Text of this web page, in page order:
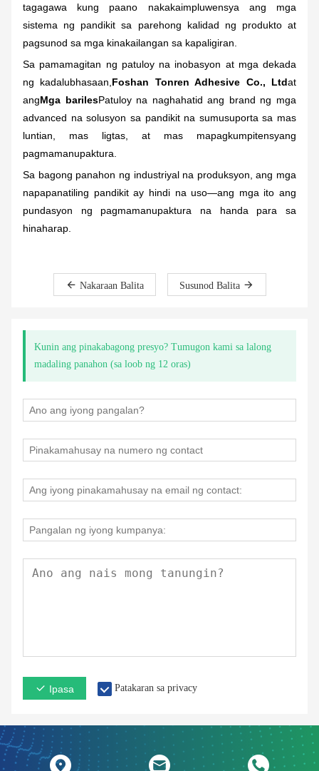
tagagawa kung paano nakakaimpluwensya ang mga
sistema ng pandikit sa parehong kalidad ng produkto at
pagsunod sa mga kinakailangan sa kapaligiran.
Sa pamamagitan ng patuloy na inobasyon at mga dekada
ng kadalubhasaan, Foshan Tonren Adhesive Co., Ltdat
angMga barilesPatuloy na naghahatid ang brand ng mga
advanced na solusyon sa pandikit na sumusuporta sa mas
luntian, mas ligtas, at mas mapagkumpitensyang
pagmamanupaktura.
Sa bagong panahon ng industriyal na produksyon, ang mga
napapanatiling pandikit ay hindi na uso—ang mga ito ang
pundasyon ng pagmamanupaktura na handa para sa
hinaharap.
Nakaraan Balita Susunod Balita
Kunin ang pinakabagong presyo? Tumugon kami sa lalong
madaling panahon (sa loob ng 12 oras)
Ipasa Patakaran sa privacy